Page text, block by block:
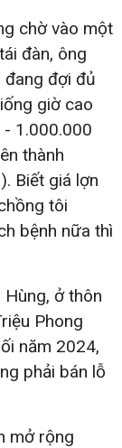
chờ vào một
đàn, ông
đang đợi đủ
giờ cao
1.000.000
thành
Biết giá lợn
tôi
bệnh nữa thì
ở thôn
Phong
năm 2024,
phải bán lỗ
mở rộng